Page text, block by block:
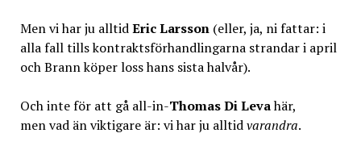
Men vi har ju alltidEric Larsson(eller, ja, ni fattar: i
alla fall tills kontraktsförhandlingarna strandar i april
och Brann köper loss hans sista halvår).
Och inte för att gå all-in-Thomas Di Levahär,
men vad än viktigare är: vi har ju alltidvarandra.